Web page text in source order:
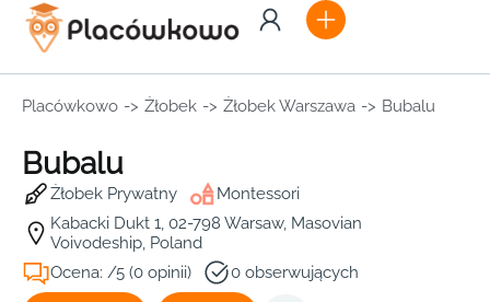
Placówkowo -> Żłobek -> Żłobek Warszawa -> Bubalu
Bubalu
Żłobek Prywatny
Montessori
Kabacki Dukt 1, 02-798 Warsaw, Masovian
Voivodeship, Poland
Ocena: /5 (0 opinii)
0 obserwujących